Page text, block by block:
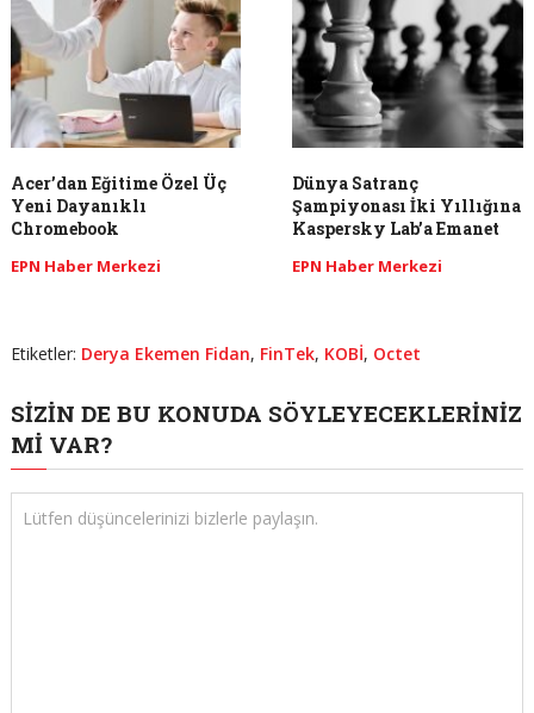
Acer’dan Eğitime Özel Üç
Yeni Dayanıklı
Chromebook
EPN Haber Merkezi
Dünya Satranç
Şampiyonası İki Yıllığına
Kaspersky Lab’a Emanet
EPN Haber Merkezi
Etiketler: Derya Ekemen Fidan, FinTek, KOBİ, Octet
SIZIN DE BU KONUDA SÖYLEYECEKLERINIZ
MI VAR?